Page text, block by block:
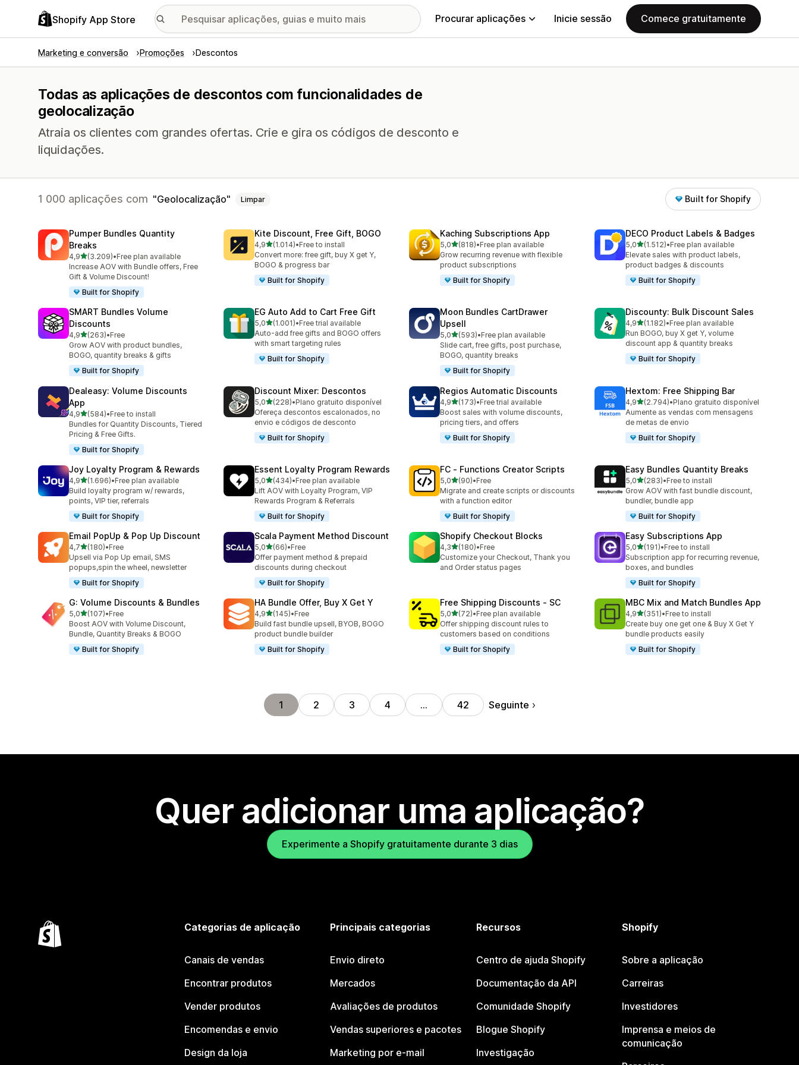
Shopify App Store Procurar aplicações Inicie sessão Comece gratuitamente
Marketing e conversão Promoções Descontos
Todas as aplicações de descontos com funcionalidades de
geolocalização
Atraia os clientes com grandes ofertas. Crie e gira os códigos de desconto e
liquidações.
1 000 aplicações com Geolocalização Limpar Built for Shopify
Pumper Bundles Quantity
Breaks
4,9de 5 estrelas
(3.209)
3209 total de avaliações
•Free plan available
Increase AOV with Bundle offers, Free
Gift & Volume Discount!
Built for Shopify
Kite Discount, Free Gift, BOGO
4,9de 5 estrelas
(1.014)
1014 total de avaliações
•Free to install
Convert more: free gift, buy X get Y,
BOGO & progress bar
Built for Shopify
Kaching Subscriptions App
5,0de 5 estrelas
(818)
818 total de avaliações
•Free plan available
Grow recurring revenue with flexible
product subscriptions
Built for Shopify
DECO Product Labels & Badges
5,0de 5 estrelas
(1.512)
1512 total de avaliações
•Free plan available
Elevate sales with product labels,
product badges & discounts
Built for Shopify
SMART Bundles Volume
Discounts
4,9de 5 estrelas
(263)
263 total de avaliações
•Free
Grow AOV with product bundles,
BOGO, quantity breaks & gifts
Built for Shopify
EG Auto Add to Cart Free Gift
5,0de 5 estrelas
(1.001)
1001 total de avaliações
•Free trial available
Auto-add free gifts and BOGO offers
with smart targeting rules
Built for Shopify
Moon Bundles CartDrawer
Upsell
5,0de 5 estrelas
(593)
593 total de avaliações
•Free plan available
Slide cart, free gifts, post purchase,
BOGO, quantity breaks
Built for Shopify
Discounty: Bulk Discount Sales
4,9de 5 estrelas
(1.182)
1182 total de avaliações
•Free plan available
Run BOGO, buy X get Y, volume
discount app & quantity breaks
Built for Shopify
Dealeasy: Volume Discounts
App
4,9de 5 estrelas
(584)
584 total de avaliações
•Free to install
Bundles for Quantity Discounts, Tiered
Pricing & Free Gifts.
Built for Shopify
Discount Mixer: Descontos
5,0de 5 estrelas
(228)
228 total de avaliações
•Plano gratuito disponível
Ofereça descontos escalonados, no
envio e códigos de desconto
Built for Shopify
Regios Automatic Discounts
4,9de 5 estrelas
(173)
173 total de avaliações
•Free trial available
Boost sales with volume discounts,
pricing tiers, and offers
Built for Shopify
Hextom: Free Shipping Bar
4,9de 5 estrelas
(2.794)
2794 total de avaliações
•Plano gratuito disponível
Aumente as vendas com mensagens
de metas de envio
Built for Shopify
Joy Loyalty Program & Rewards
4,9de 5 estrelas
(1.696)
1696 total de avaliações
•Free plan available
Build loyalty program w/ rewards,
points, VIP tier, referrals
Built for Shopify
Essent Loyalty Program Rewards
5,0de 5 estrelas
(434)
434 total de avaliações
•Free plan available
Lift AOV with Loyalty Program, VIP
Rewards Program & Referrals
Built for Shopify
FC ‑ Functions Creator Scripts
5,0de 5 estrelas
(90)
90 total de avaliações
•Free
Migrate and create scripts or discounts
with a function editor
Built for Shopify
Easy Bundles Quantity Breaks
5,0de 5 estrelas
(283)
283 total de avaliações
•Free to install
Grow AOV with fast bundle discount,
bundler, bundle app
Built for Shopify
Email PopUp & Pop Up Discount
4,7de 5 estrelas
(180)
180 total de avaliações
•Free
Upsell via Pop Up email, SMS
popups,spin the wheel, newsletter
Built for Shopify
Scala Payment Method Discount
5,0de 5 estrelas
(66)
66 total de avaliações
•Free
Offer payment method & prepaid
discounts during checkout
Built for Shopify
Shopify Checkout Blocks
4,3de 5 estrelas
(180)
180 total de avaliações
•Free
Customize your Checkout, Thank you
and Order status pages
Easy Subscriptions App
5,0de 5 estrelas
(191)
191 total de avaliações
•Free to install
Subscription app for recurring revenue,
boxes, and bundles
Built for Shopify
G: Volume Discounts & Bundles
5,0de 5 estrelas
(107)
107 total de avaliações
•Free
Boost AOV with Volume Discount,
Bundle, Quantity Breaks & BOGO
Built for Shopify
HA Bundle Offer, Buy X Get Y
4,9de 5 estrelas
(145)
145 total de avaliações
•Free
Build fast bundle upsell, BYOB, BOGO
product bundle builder
Built for Shopify
Free Shipping Discounts ‑ SC
5,0de 5 estrelas
(72)
72 total de avaliações
•Free plan available
Offer shipping discount rules to
customers based on conditions
Built for Shopify
MBC Mix and Match Bundles App
4,9de 5 estrelas
(351)
351 total de avaliações
•Free to install
Create buy one get one & Buy X Get Y
bundle products easily
Built for Shopify
1 2 3 4 … 42 Seguinte
Quer adicionar uma aplicação?
Experimente a Shopify gratuitamente durante 3 dias
Categorias de aplicação
Canais de vendas
Encontrar produtos
Vender produtos
Encomendas e envio
Design da loja
Principais categorias
Envio direto
Mercados
Avaliações de produtos
Vendas superiores e pacotes
Marketing por e-mail
Recursos
Centro de ajuda Shopify
Documentação da API
Comunidade Shopify
Blogue Shopify
Investigação
Shopify
Sobre a aplicação
Carreiras
Investidores
Imprensa e meios de
comunicação